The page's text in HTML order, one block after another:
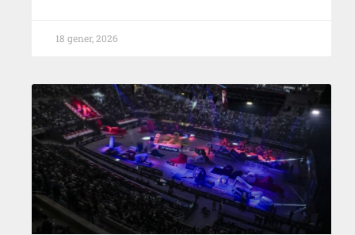
18 gener, 2026